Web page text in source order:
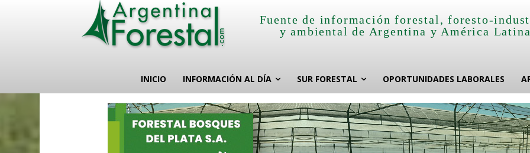
Fuente de información forestal, foresto-
y ambiental de Argentina y América
INICIO INFORMACIÓN AL DÍA SUR FORESTAL OPORTUNIDADES LABORALES